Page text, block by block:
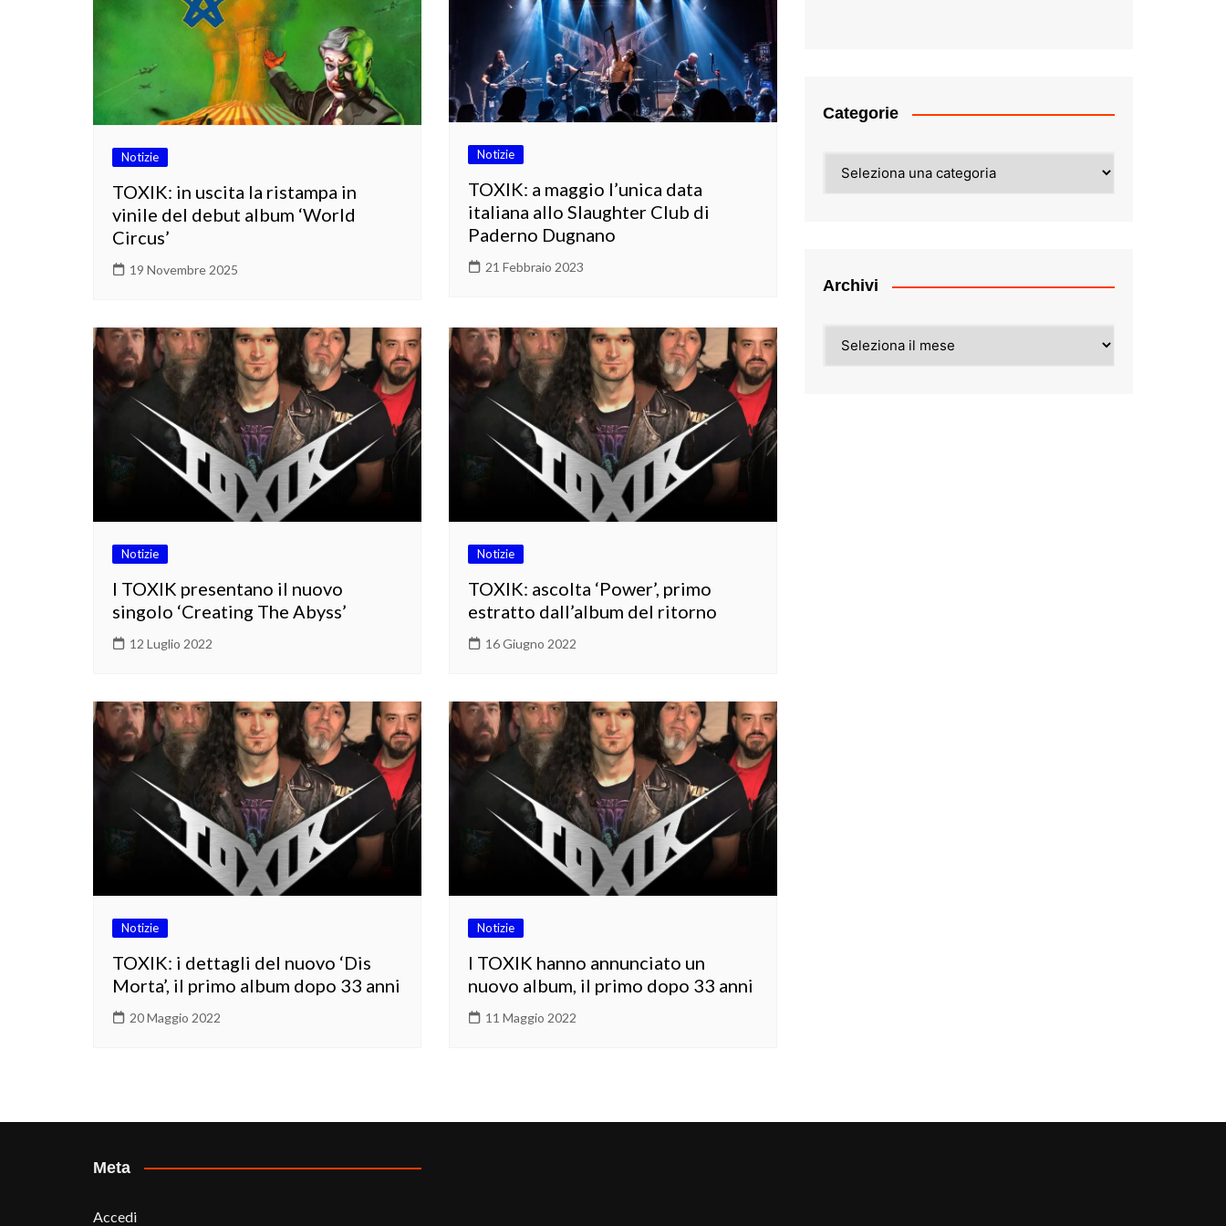
Notizie
TOXIK: in uscita la ristampa in
vinile del debut album ‘World
Circus’
19 Novembre 2025
Notizie
TOXIK: a maggio l’unica data
italiana allo Slaughter Club di
Paderno Dugnano
21 Febbraio 2023
Notizie
I TOXIK presentano il nuovo
singolo ‘Creating The Abyss’
12 Luglio 2022
Notizie
TOXIK: ascolta ‘Power’, primo
estratto dall’album del ritorno
16 Giugno 2022
Notizie
TOXIK: i dettagli del nuovo ‘Dis
Morta’, il primo album dopo 33 anni
20 Maggio 2022
Notizie
I TOXIK hanno annunciato un
nuovo album, il primo dopo 33 anni
11 Maggio 2022
Categorie
Archivi
Meta
Accedi